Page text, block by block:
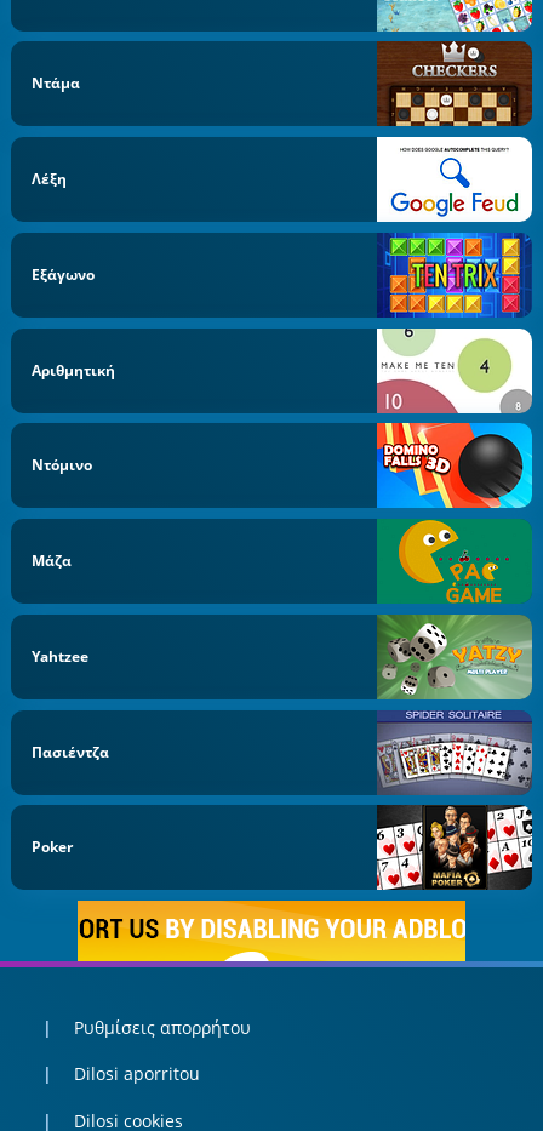
Ντάμα
Λέξη
Εξάγωνο
Αριθμητική
Ντόμινο
Μάζα
Yahtzee
Πασιέντζα
Poker
Ρυθμίσεις απορρήτου
Dilosi aporritou
Dilosi cookies